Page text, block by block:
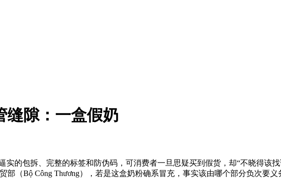
缝隙：一盒假奶
的包拆、完整的标签和防伪码，可消费者一旦思疑买到假货，却“不晓得该
（Bộ Công Thương），若是这盒奶粉确系冒充，事实该由哪个部分负次要